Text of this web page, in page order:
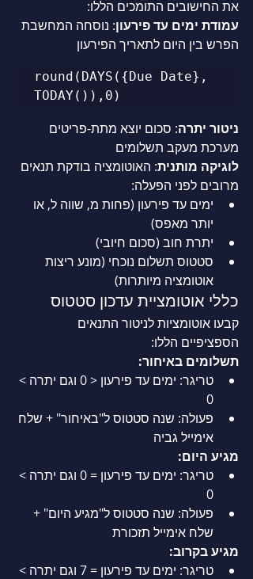
את החישובים התומכים הללו:
עמודת ימים עד פירעון: נוסחה המחשבת
הפרש בין היום לתאריך הפירעון
round(DAYS({Due Date},
ניטור יתרה: סכום יוצא מתת-פריטים
מערכת מעקב תשלומים
לוגיקה מותנית: האוטומציה בודקת תנאים
מרובים לפני הפעלה:
ימים עד פירעון (פחות מ, שווה ל, או
יותר מאפס)
יתרת חוב (סכום חיובי)
סטטוס תשלום נוכחי (מונע ריצות
אוטומציה מיותרות)
כללי אוטומציית עדכון סטטוס
קבעו אוטומציות לניטור התנאים
הספציפיים הללו:
תשלומים באיחור:
טריגר: ימים עד פירעון < 0 וגם יתרה >
0
פעולה: שנה סטטוס ל"באיחור" + שלח
אימייל גביה
מגיע היום:
טריגר: ימים עד פירעון = 0 וגם יתרה >
0
פעולה: שנה סטטוס ל"מגיע היום" +
שלח אימייל תזכורת
מגיע בקרוב:
טריגר: ימים עד פירעון = 7 וגם יתרה >